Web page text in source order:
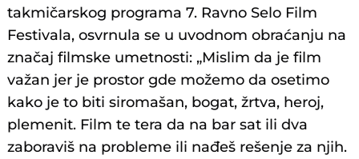
takmičarskog programa 7. Ravno Selo Film
Festivala, osvrnula se u uvodnom obraćanju na
značaj filmske umetnosti: „Mislim da je film
važan jer je prostor gde možemo da osetimo
kako je to biti siromašan, bogat, žrtva, heroj,
plemenit. Film te tera da na bar sat ili dva
zaboraviš na probleme ili nađeš rešenje za njih.